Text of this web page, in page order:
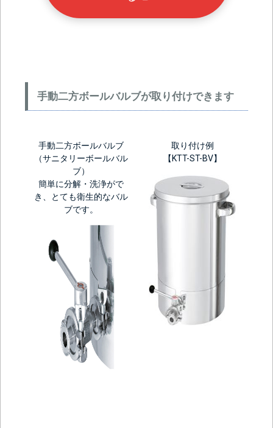
手動二方ボールバルブが取り付けできます
手動二方ボールバルブ
（サニタリーボールバル
ブ）
簡単に分解・洗浄がで
き、とても衛生的なバル
ブです。
取り付け例
【KTT-ST-BV】